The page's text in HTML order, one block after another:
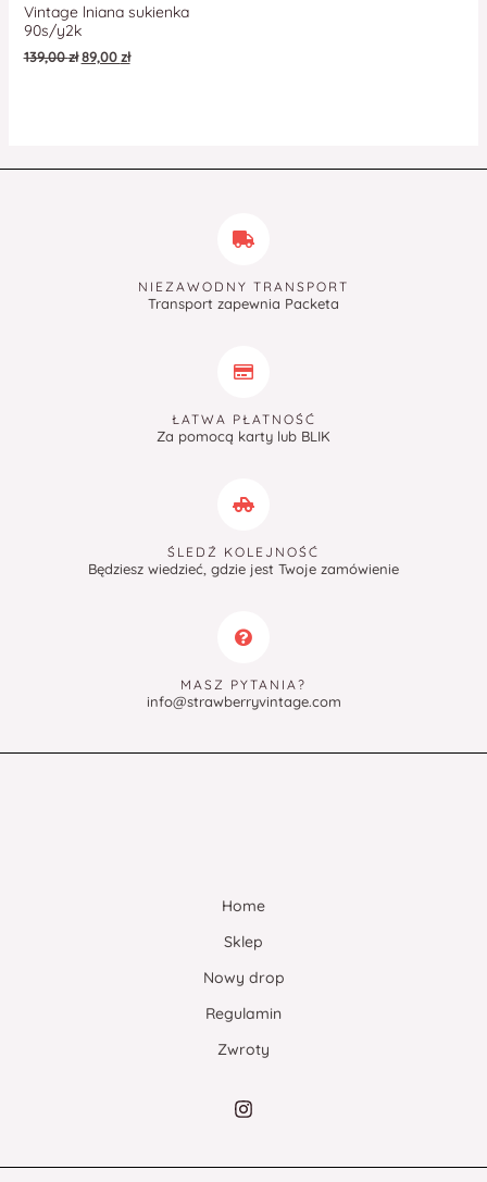
Vintage lniana sukienka
90s/y2k
139,00zł 89,00zł
NIEZAWODNY TRANSPORT
Transport zapewnia Packeta
ŁATWA PŁATNOŚĆ
Za pomocą karty lub BLIK
ŚLEDŹ KOLEJNOŚĆ
Będziesz wiedzieć, gdzie jest Twoje zamówienie
MASZ PYTANIA?
info@strawberryvintage.com
Home
Sklep
Nowy drop
Regulamin
Zwroty